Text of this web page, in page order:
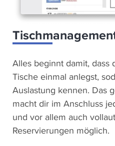
Alles beginnt damit, dass
Tische einmal anlegst,
Auslastung kennen. Das
macht dir im Anschluss
und vor allem auch
Reservierungen möglich.